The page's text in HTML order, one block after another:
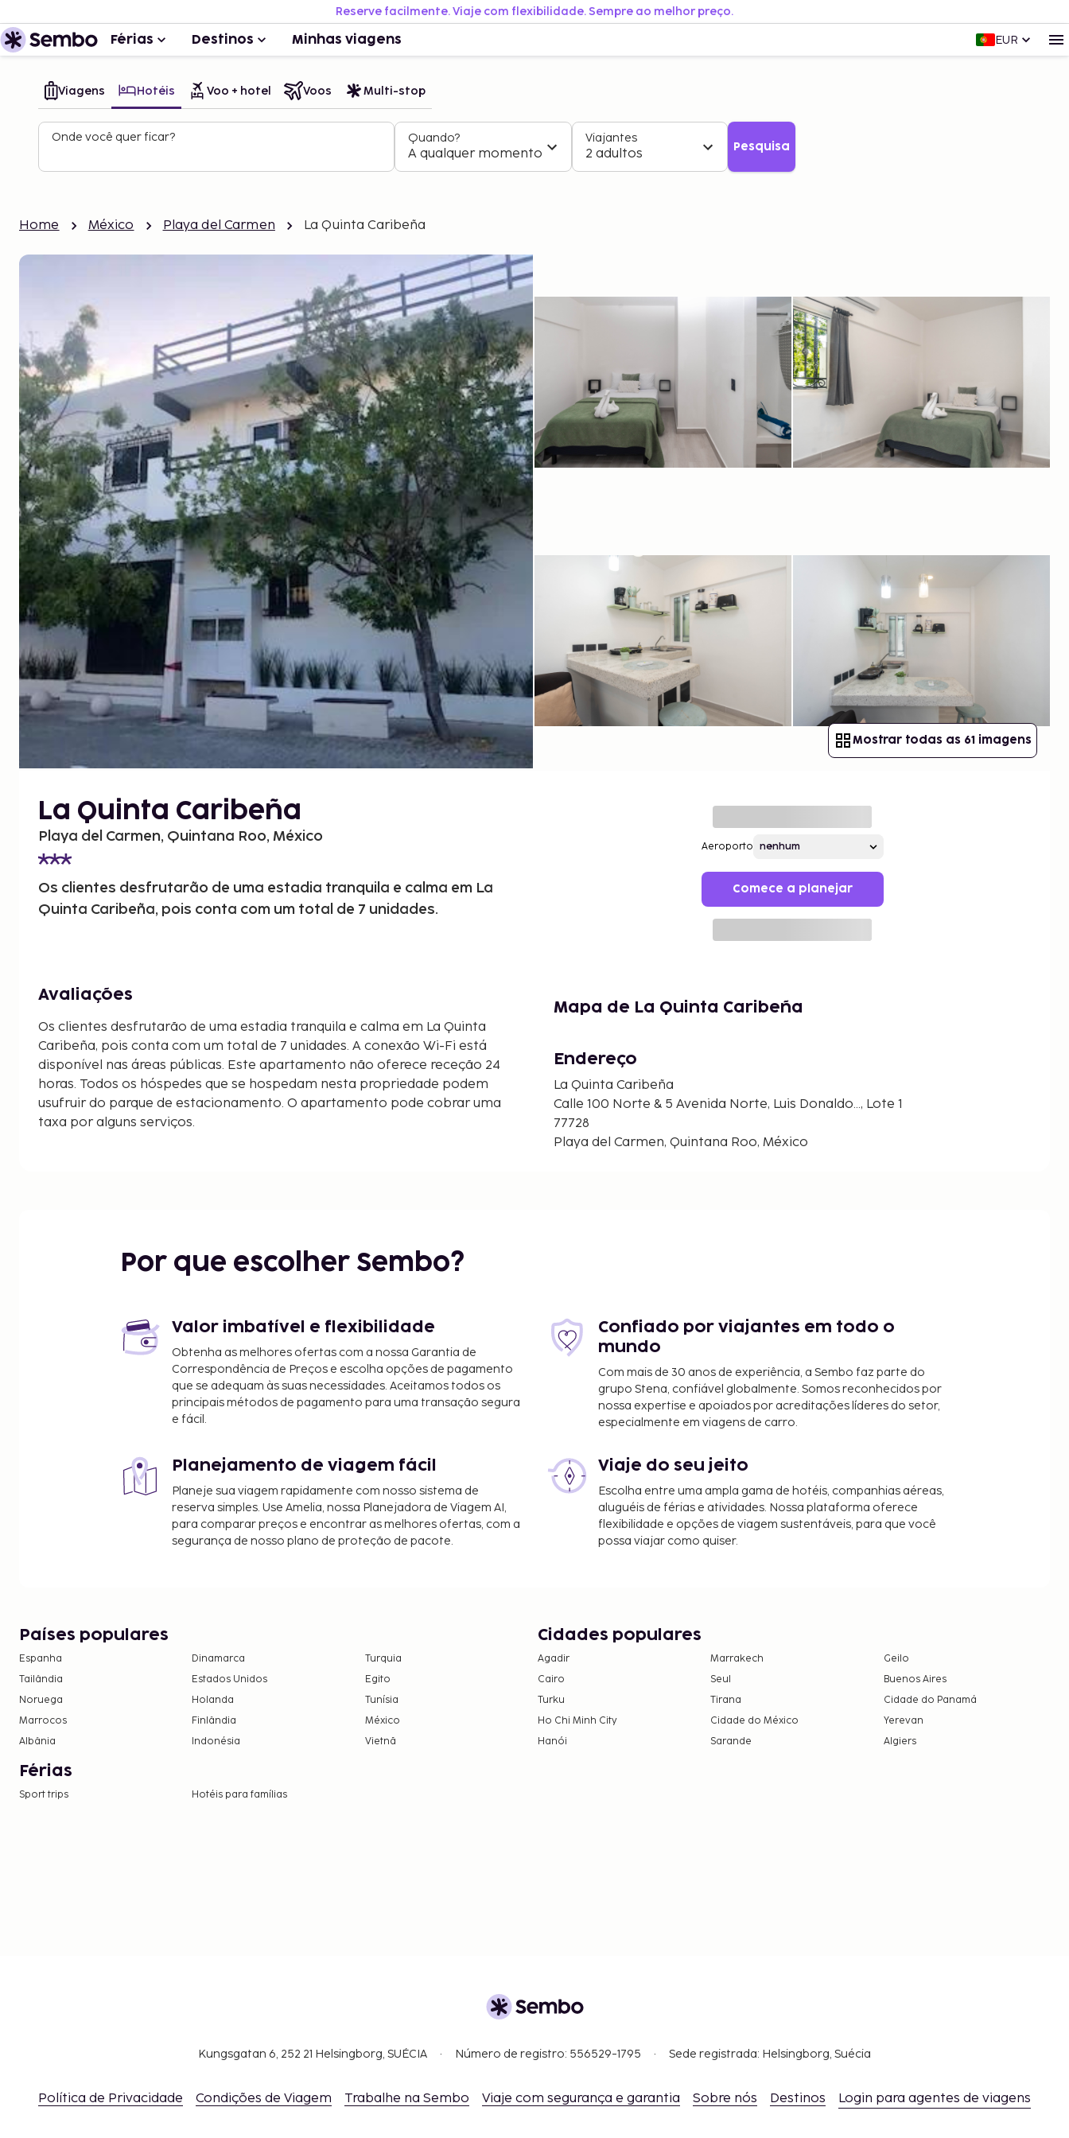
Reserve facilmente. Viaje com flexibilidade. Sempre ao melhor preço.
Férias Destinos Minhas viagens EUR
Viagens Hotéis Voo + hotel Voos Multi-stop
Onde você quer ficar? Quando?
A qualquer momento
Viajantes
2 adultos Pesquisa
Home México Playa del Carmen La Quinta Caribeña
Mostrar todas as 61 imagens
La Quinta Caribeña
Playa del Carmen, Quintana Roo, México
Os clientes desfrutarão de uma estadia tranquila e calma em La
Quinta Caribeña, pois conta com um total de 7 unidades.
Aeroporto
Comece a planejar
Avaliações
Os clientes desfrutarão de uma estadia tranquila e calma em La Quinta
Caribeña, pois conta com um total de 7 unidades. A conexão Wi-Fi está
disponível nas áreas públicas. Este apartamento não oferece receção 24
horas. Todos os hóspedes que se hospedam nesta propriedade podem
usufruir do parque de estacionamento. O apartamento pode cobrar uma
taxa por alguns serviços.
Mapa de La Quinta Caribeña
Endereço
La Quinta Caribeña
Calle 100 Norte & 5 Avenida Norte, Luis Donaldo..., Lote 1
77728
Playa del Carmen, Quintana Roo, México
Por que escolher Sembo?
Valor imbatível e flexibilidade
Obtenha as melhores ofertas com a nossa Garantia de
Correspondência de Preços e escolha opções de pagamento
que se adequam às suas necessidades. Aceitamos todos os
principais métodos de pagamento para uma transação segura
e fácil.
Confiado por viajantes em todo o
mundo
Com mais de 30 anos de experiência, a Sembo faz parte do
grupo Stena, confiável globalmente. Somos reconhecidos por
nossa expertise e apoiados por acreditações líderes do setor,
especialmente em viagens de carro.
Planejamento de viagem fácil
Planeje sua viagem rapidamente com nosso sistema de
reserva simples. Use Amelia, nossa Planejadora de Viagem AI,
para comparar preços e encontrar as melhores ofertas, com a
segurança de nosso plano de proteção de pacote.
Viaje do seu jeito
Escolha entre uma ampla gama de hotéis, companhias aéreas,
aluguéis de férias e atividades. Nossa plataforma oferece
flexibilidade e opções de viagem sustentáveis, para que você
possa viajar como quiser.
Países populares
Espanha Dinamarca
Turquia
Tailândia
Estados Unidos
Egito
Noruega
Holanda
Tunísia
Marrocos
Finlândia
México
Albânia
Indonésia Vietnã
Cidades populares
Agadir Marrakech
Geilo
Cairo
Seul
Buenos Aires
Turku
Tirana
Cidade do Panamá
Ho Chi Minh City
Cidade do México
Yerevan
Hanói
Sarande Algiers
Férias
Sport trips Hotéis para famílias
Kungsgatan 6, 252 21 Helsingborg, SUÉCIA Número de registro: 556529-1795 Sede registrada: Helsingborg, Suécia
Política de Privacidade Condições de Viagem Trabalhe na Sembo Viaje com segurança e garantia Sobre nós Destinos Login para agentes de viagens